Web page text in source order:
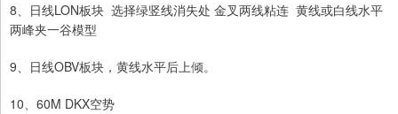
8、日线LON板块 选择绿竖线消失处 金叉两线粘连 黄线或白线水平
两峰夹一谷模型
9、日线OBV板块，黄线水平后上倾。
10、60M DKX空势